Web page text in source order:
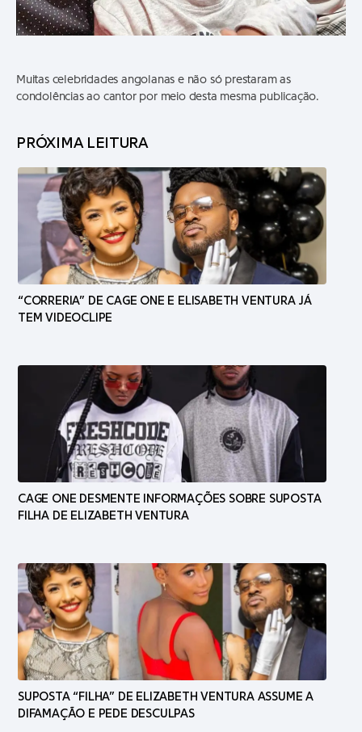
Muitas celebridades angolanas e não só prestaram as
condolências ao cantor por meio desta mesma publicação.
PRÓXIMA LEITURA
“CORRERIA” DE CAGE ONE E ELISABETH VENTURA JÁ
TEM VIDEOCLIPE
CAGE ONE DESMENTE INFORMAÇÕES SOBRE SUPOSTA
FILHA DE ELIZABETH VENTURA
SUPOSTA “FILHA” DE ELIZABETH VENTURA ASSUME A
DIFAMAÇÃO E PEDE DESCULPAS